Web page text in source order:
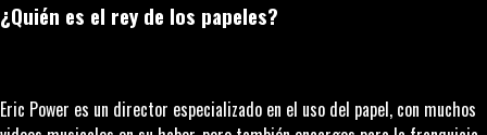
¿Quién es el rey de los papeles?
Eric Power es un director especializado en el uso del papel, con muchos